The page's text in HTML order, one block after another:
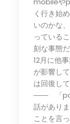
く行き始
いのかな
っている
刻な事態
12月に他
が影響し
は回復し
―― 「
話があり
ことを言